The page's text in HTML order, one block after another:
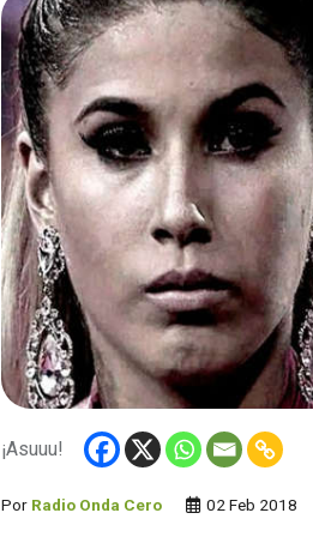
¡Asuuu!
Por Radio Onda Cero 02 Feb 2018